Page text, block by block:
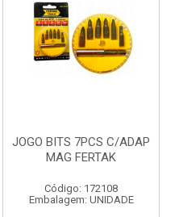
JOGO BITS 7PCS C/ADAP
MAG FERTAK
Código: 172108
Embalagem: UNIDADE